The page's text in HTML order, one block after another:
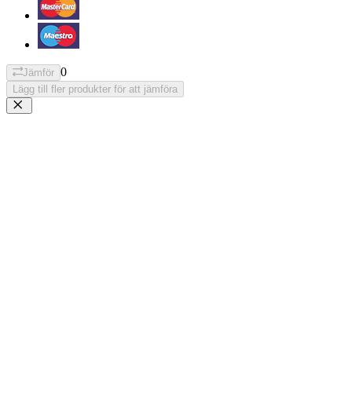
Jämför 0
Lägg till fler produkter för att jämföra